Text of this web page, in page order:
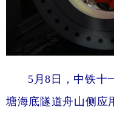
5月8日，中铁十一
塘海底隧道舟山侧应